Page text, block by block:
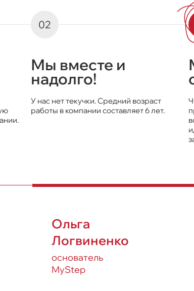
Мы вместе и
надолго!
У нас нет текучки. Средний возраст
работы в компании составляет 6 лет.
Ольга
Логвиненко
основатель
MyStep